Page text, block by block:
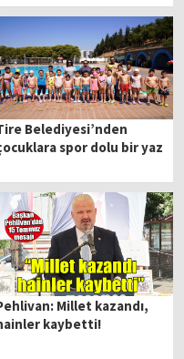
Belediyesi’nden
spor dolu bir yaz
Millet kazandı,
kaybetti!